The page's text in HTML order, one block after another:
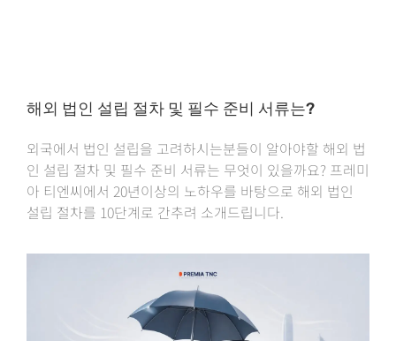
해외 법인 설립 절차 및 필수 준비 서류는?
외국에서 법인 설립을 고려하시는분들이 알아야할 해외 법
인 설립 절차 및 필수 준비 서류는 무엇이 있을까요? 프레미
아 티엔씨에서 20년이상의 노하우를 바탕으로 해외 법인
설립 절차를 10단계로 간추려 소개드립니다.